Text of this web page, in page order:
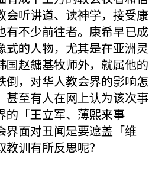
会听讲道、读神学，接受康
有不少前往者。康希早已成
式的人物，尤其是在亚洲灵
国赵鏞基牧师外，就属他的
倒，对华人教会界的影响怎
甚至有人在网上认为该次事
的「王立军、薄熙来事
界面对丑闻是要遮盖「维
训有所反思呢？